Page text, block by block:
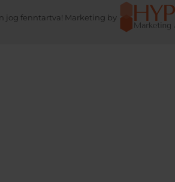
jog fenntartva! Marketing by